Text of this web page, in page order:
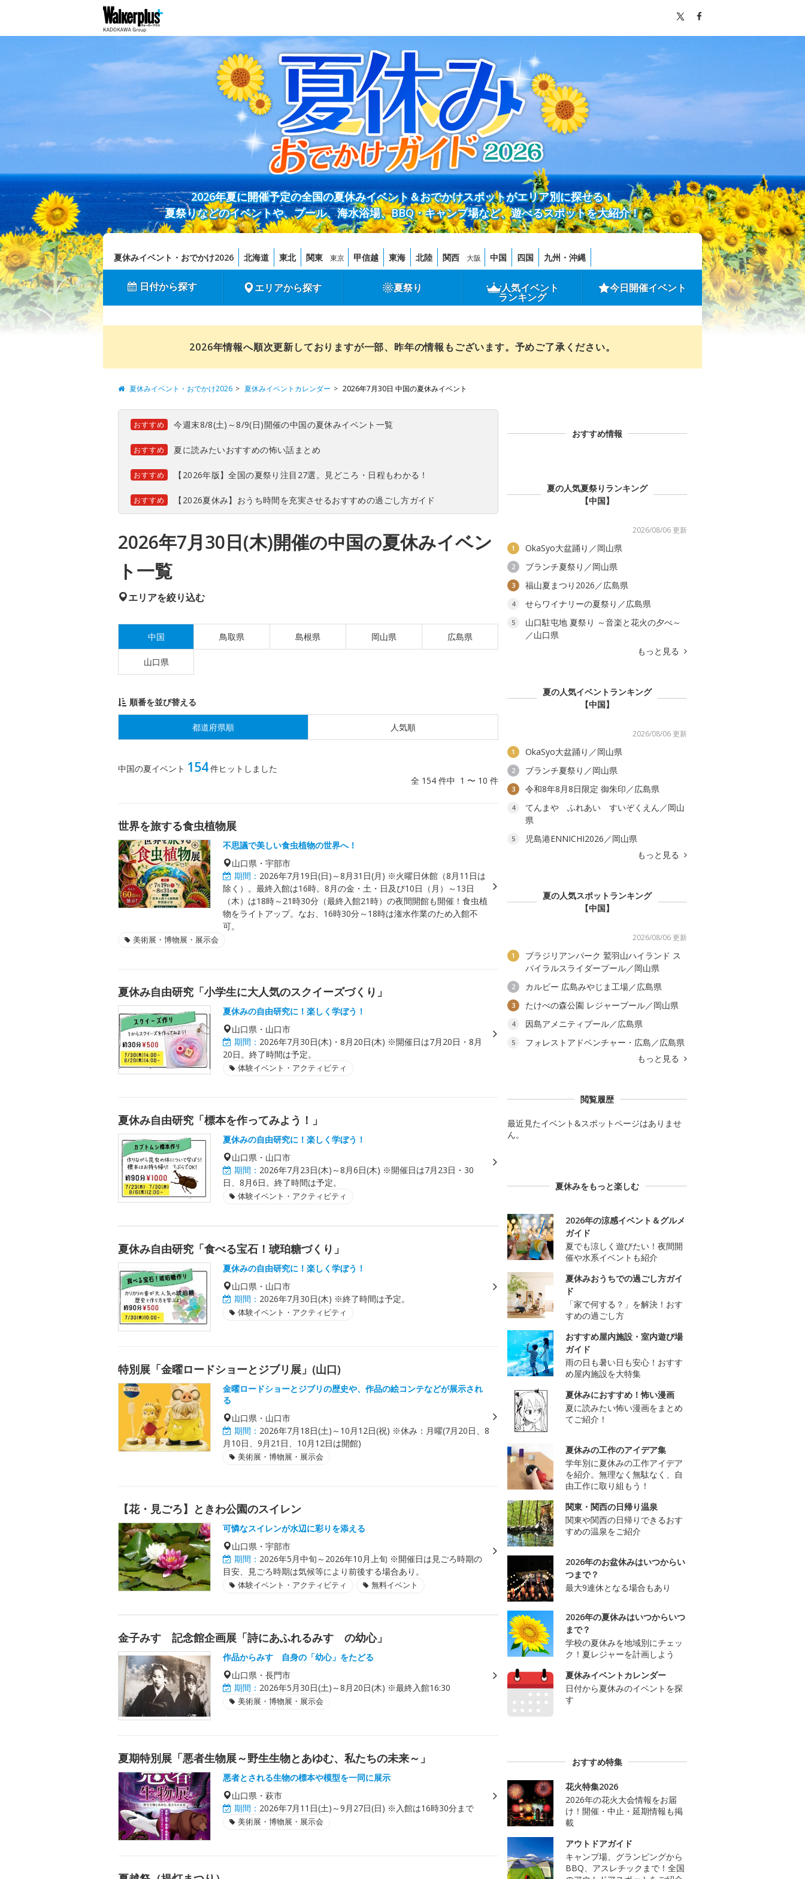
2026年夏に開催予定の全国の夏休みイベント＆おでかけスポットがエリア別に探せる！
夏祭りなどのイベントや、プール、海水浴場、BBQ・キャンプ場など、遊べるスポットを大紹介！
夏休みイベント・おでかけ2026 北海道 東北 関東 東京 甲信越 東海 北陸 関西 大阪 中国 四国 九州・沖縄
日付から探す エリアから探す 夏祭り 人気イベント
ランキング
今日開催イベント
2026年情報へ順次更新しておりますが一部、昨年の情報もございます。予めご了承ください。
夏休みイベント・おでかけ2026 夏休みイベントカレンダー 2026年7月30日 中国の夏休みイベント
おすすめ 今週末8/8(土)～8/9(日)開催の中国の夏休みイベント一覧
おすすめ 夏に読みたいおすすめの怖い話まとめ
おすすめ 【2026年版】全国の夏祭り注目27選。見どころ・日程もわかる！
おすすめ 【2026夏休み】おうち時間を充実させるおすすめの過ごし方ガイド
2026年7月30日(木)開催の中国の夏休みイベン
ト一覧
エリアを絞り込む
中国 鳥取県 島根県 岡山県 広島県
山口県
順番を並び替える
都道府県順 人気順
中国の夏イベント 154件ヒットしました
全 154 件中 1 〜 10 件
世界を旅する食虫植物展
不思議で美しい食虫植物の世界へ！
山口県・宇部市
期間： 2026年7月19日(日)～8月31日(月) ※火曜日休館（8月11日は
除く）。最終入館は16時。8月の金・土・日及び10日（月）～13日
（木）は18時～21時30分（最終入館21時）の夜間開館も開催！食虫植
物をライトアップ。なお、16時30分～18時は潅水作業のため入館不
可。
美術展・博物展・展示会
夏休み自由研究「小学生に大人気のスクイーズづくり」
夏休みの自由研究に！楽しく学ぼう！
山口県・山口市
期間： 2026年7月30日(木)・8月20日(木) ※開催日は7月20日・8月
20日。終了時間は予定。
体験イベント・アクティビティ
夏休み自由研究「標本を作ってみよう！」
夏休みの自由研究に！楽しく学ぼう！
山口県・山口市
期間： 2026年7月23日(木)～8月6日(木) ※開催日は7月23日・30
日、8月6日。終了時間は予定。
体験イベント・アクティビティ
夏休み自由研究「食べる宝石！琥珀糖づくり」
夏休みの自由研究に！楽しく学ぼう！
山口県・山口市
期間： 2026年7月30日(木) ※終了時間は予定。
体験イベント・アクティビティ
特別展「金曜ロードショーとジブリ展」(山口)
金曜ロードショーとジブリの歴史や、作品の絵コンテなどが展示され
る
山口県・山口市
期間： 2026年7月18日(土)～10月12日(祝) ※休み：月曜(7月20日、8
月10日、9月21日、10月12日は開館)
美術展・博物展・展示会
【花・見ごろ】ときわ公園のスイレン
可憐なスイレンが水辺に彩りを添える
山口県・宇部市
期間： 2026年5月中旬～2026年10月上旬 ※開催日は見ごろ時期の
目安、見ごろ時期は気候等により前後する場合あり。
体験イベント・アクティビティ 無料イベント
金子みすゞ記念館企画展「詩にあふれるみすゞの幼心」
作品からみすゞ自身の「幼心」をたどる
山口県・長門市
期間： 2026年5月30日(土)～8月20日(木) ※最終入館16:30
美術展・博物展・展示会
夏期特別展「悪者生物展～野生生物とあゆむ、私たちの未来～」
悪者とされる生物の標本や模型を一同に展示
山口県・萩市
期間： 2026年7月11日(土)～9月27日(日) ※入館は16時30分まで
美術展・博物展・展示会
おすすめ情報
夏の人気夏祭りランキング
【中国】
2026/08/06 更新
1 OkaSyo大盆踊り／岡山県
2 ブランチ夏祭り／岡山県
3 福山夏まつり2026／広島県
4 せらワイナリーの夏祭り／広島県
5
山口駐屯地 夏祭り ～音楽と花火の夕べ～
／山口県
もっと見る
夏の人気イベントランキング
【中国】
2026/08/06 更新
1 OkaSyo大盆踊り／岡山県
2 ブランチ夏祭り／岡山県
3 令和8年8月8日限定 御朱印／広島県
4
てんまや ふれあい すいぞくえん／岡山
県
5
児島港ENNICHI2026／岡山県
もっと見る
夏の人気スポットランキング
【中国】
2026/08/06 更新
1
ブラジリアンパーク 鷲羽山ハイランド ス
パイラルスライダープール／岡山県
2 カルビー 広島みやじま工場／広島県
3 たけべの森公園 レジャープール／岡山県
4 因島アメニティプール／広島県
5
フォレストアドベンチャー・広島／広島県
もっと見る
閲覧履歴
最近見たイベント&スポットページはありませ
ん。
夏休みをもっと楽しむ
2026年の涼感イベント＆グルメ
ガイド
夏でも涼しく遊びたい！夜間開
催や水系イベントも紹介
夏休みおうちでの過ごし方ガイ
ド
「家で何する？」を解決！おす
すめの過ごし方
おすすめ屋内施設・室内遊び場
ガイド
雨の日も暑い日も安心！おすす
め屋内施設を大特集
夏休みにおすすめ！怖い漫画
夏に読みたい怖い漫画をまとめ
てご紹介！
夏休みの工作のアイデア集
学年別に夏休みの工作アイデア
を紹介。無理なく無駄なく、自
由工作に取り組もう！
関東・関西の日帰り温泉
関東や関西の日帰りできるおす
すめの温泉をご紹介
2026年のお盆休みはいつからい
つまで？
最大9連休となる場合もあり
2026年の夏休みはいつからいつ
まで？
学校の夏休みを地域別にチェッ
ク！夏レジャーを計画しよう
夏休みイベントカレンダー
日付から夏休みのイベントを探
す
おすすめ特集
花火特集2026
2026年の花火大会情報をお届
け！開催・中止・延期情報も掲
載
アウトドアガイド
キャンプ場、グランピングから
BBQ、アスレチックまで！全国